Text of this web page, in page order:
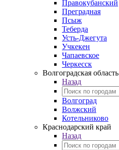
Правокубанский
Преградная
Псыж
Теберда
Усть-Джегута
Учкекен
Чапаевское
Черкесск
Волгоградская область
Назад
Волгоград
Волжский
Котельниково
Краснодарский край
Назад